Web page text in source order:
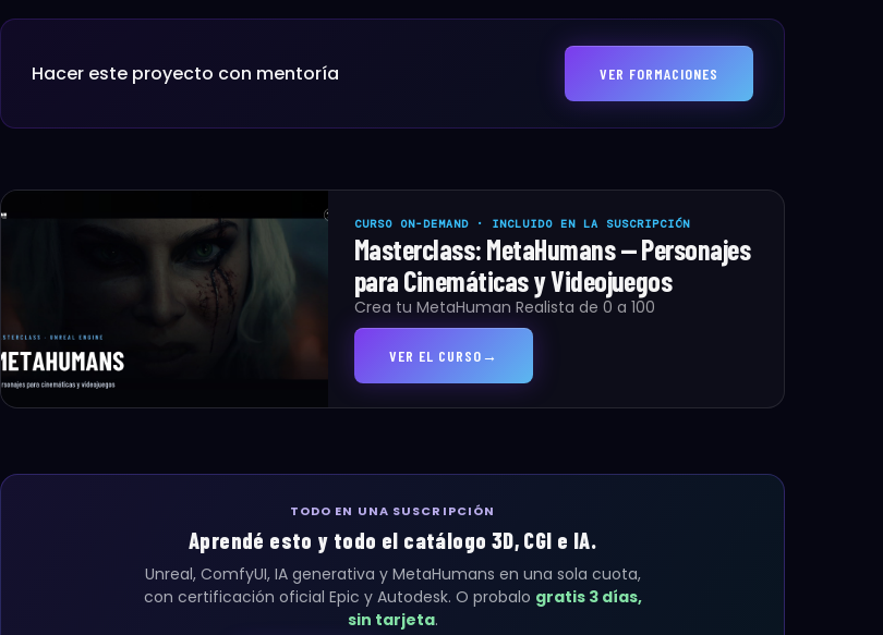
Hacer este proyecto con mentoría VER FORMACIONES
CURSO ON-DEMAND · INCLUIDO EN LA SUSCRIPCIÓN
Masterclass: MetaHumans — Personajes
para Cinemáticas y Videojuegos
Crea tu MetaHuman Realista de 0 a 100
VER EL CURSO →
TODO EN UNA SUSCRIPCIÓN
Aprendé esto y todo el catálogo 3D, CGI e IA.
Unreal, ComfyUI, IA generativa y MetaHumans en una sola cuota,
con certificación oficial Epic y Autodesk. O probalo gratis 3 días,
sin tarjeta.
NOMBRE * APELLIDO *